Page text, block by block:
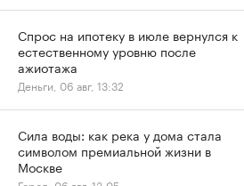
Спрос на ипотеку в июле вернулся к
естественному уровню после
ажиотажа
Деньги, 06 авг, 13:32
Сила воды: как река у дома стала
символом премиальной жизни в
Москве